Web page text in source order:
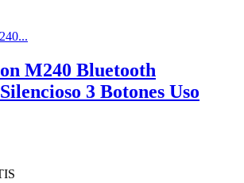
M240 Bluetooth
3 Botones Uso